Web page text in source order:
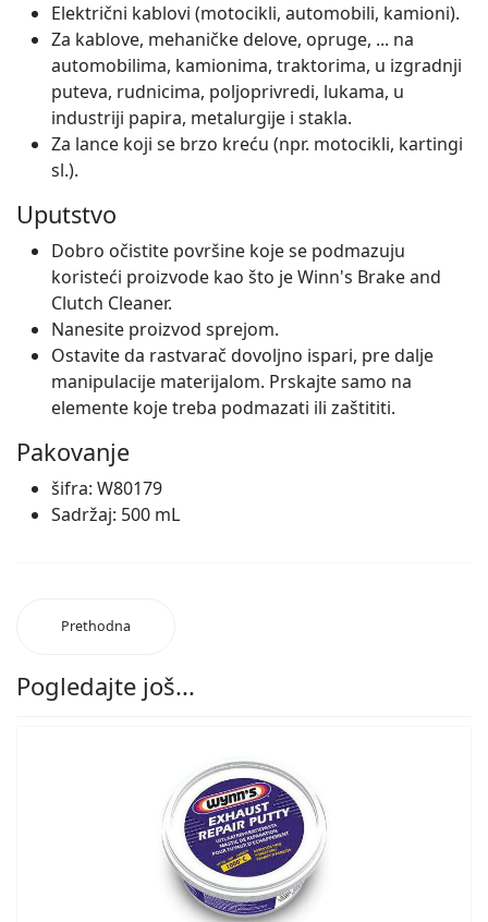
Električni kablovi (motocikli, automobili, kamioni).
Za kablove, mehaničke delove, opruge, ... na
automobilima, kamionima, traktorima, u izgradnji
puteva, rudnicima, poljoprivredi, lukama, u
industriji papira, metalurgije i stakla.
Za lance koji se brzo kreću (npr. motocikli, kartingi
sl.).
Uputstvo
Dobro očistite površine koje se podmazuju
koristeći proizvode kao što je Winn's Brake and
Clutch Cleaner.
Nanesite proizvod sprejom.
Ostavite da rastvarač dovoljno ispari, pre dalje
manipulacije materijalom. Prskajte samo na
elemente koje treba podmazati ili zaštititi.
Pakovanje
šifra: W80179
Sadržaj: 500 mL
Prethodna
Pogledajte još...